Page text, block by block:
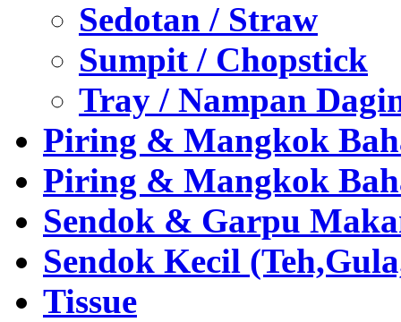
Sedotan / Straw
Sumpit / Chopstick
Tray / Nampan
Piring & Mangkok
Piring & Mangkok
Sendok & Garpu
Sendok Kecil
Tissue